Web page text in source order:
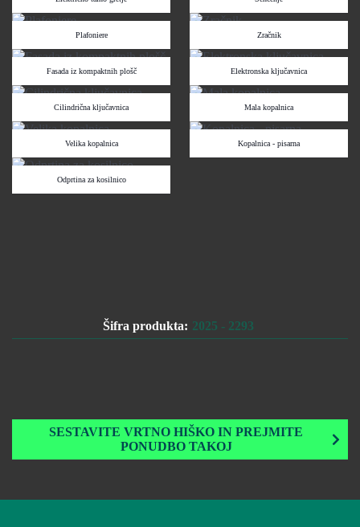
Plafoniere Zračnik
Fasada iz kompaktnih plošč Elektronska ključavnica
Cilindrična ključavnica Mala kopalnica
Velika kopalnica Kopalnica - pisarna
Odprtina za kosilnico
Šifra produkta: 2025 - 2293
SESTAVITE VRTNO HIŠKO IN PREJMITE
PONUDBO TAKOJ